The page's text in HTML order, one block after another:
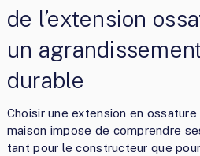
de l’extension
un
durable
Choisir une extension en
maison impose de comprendre
tant pour le constructeur que pour